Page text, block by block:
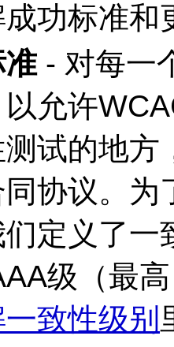
功标准和
- 对每一
允许
试的地方
协议。为
定义了一
级（最
致性级别